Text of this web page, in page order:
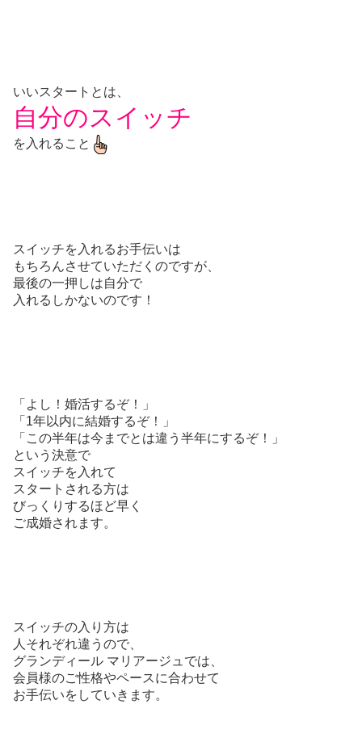
いいスタートとは、
自分のスイッチ
を入れること
スイッチを入れるお手伝いは
もちろんさせていただくのですが、
最後の一押しは自分で
入れるしかないのです！
「よし！婚活するぞ！」
「1年以内に結婚するぞ！」
「この半年は今までとは違う半年にするぞ！」
という決意で
スイッチを入れて
スタートされる方は
びっくりするほど早く
ご成婚されます。
スイッチの入り方は
人それぞれ違うので、
グランディール マリアージュでは、
会員様のご性格やペースに合わせて
お手伝いをしていきます。